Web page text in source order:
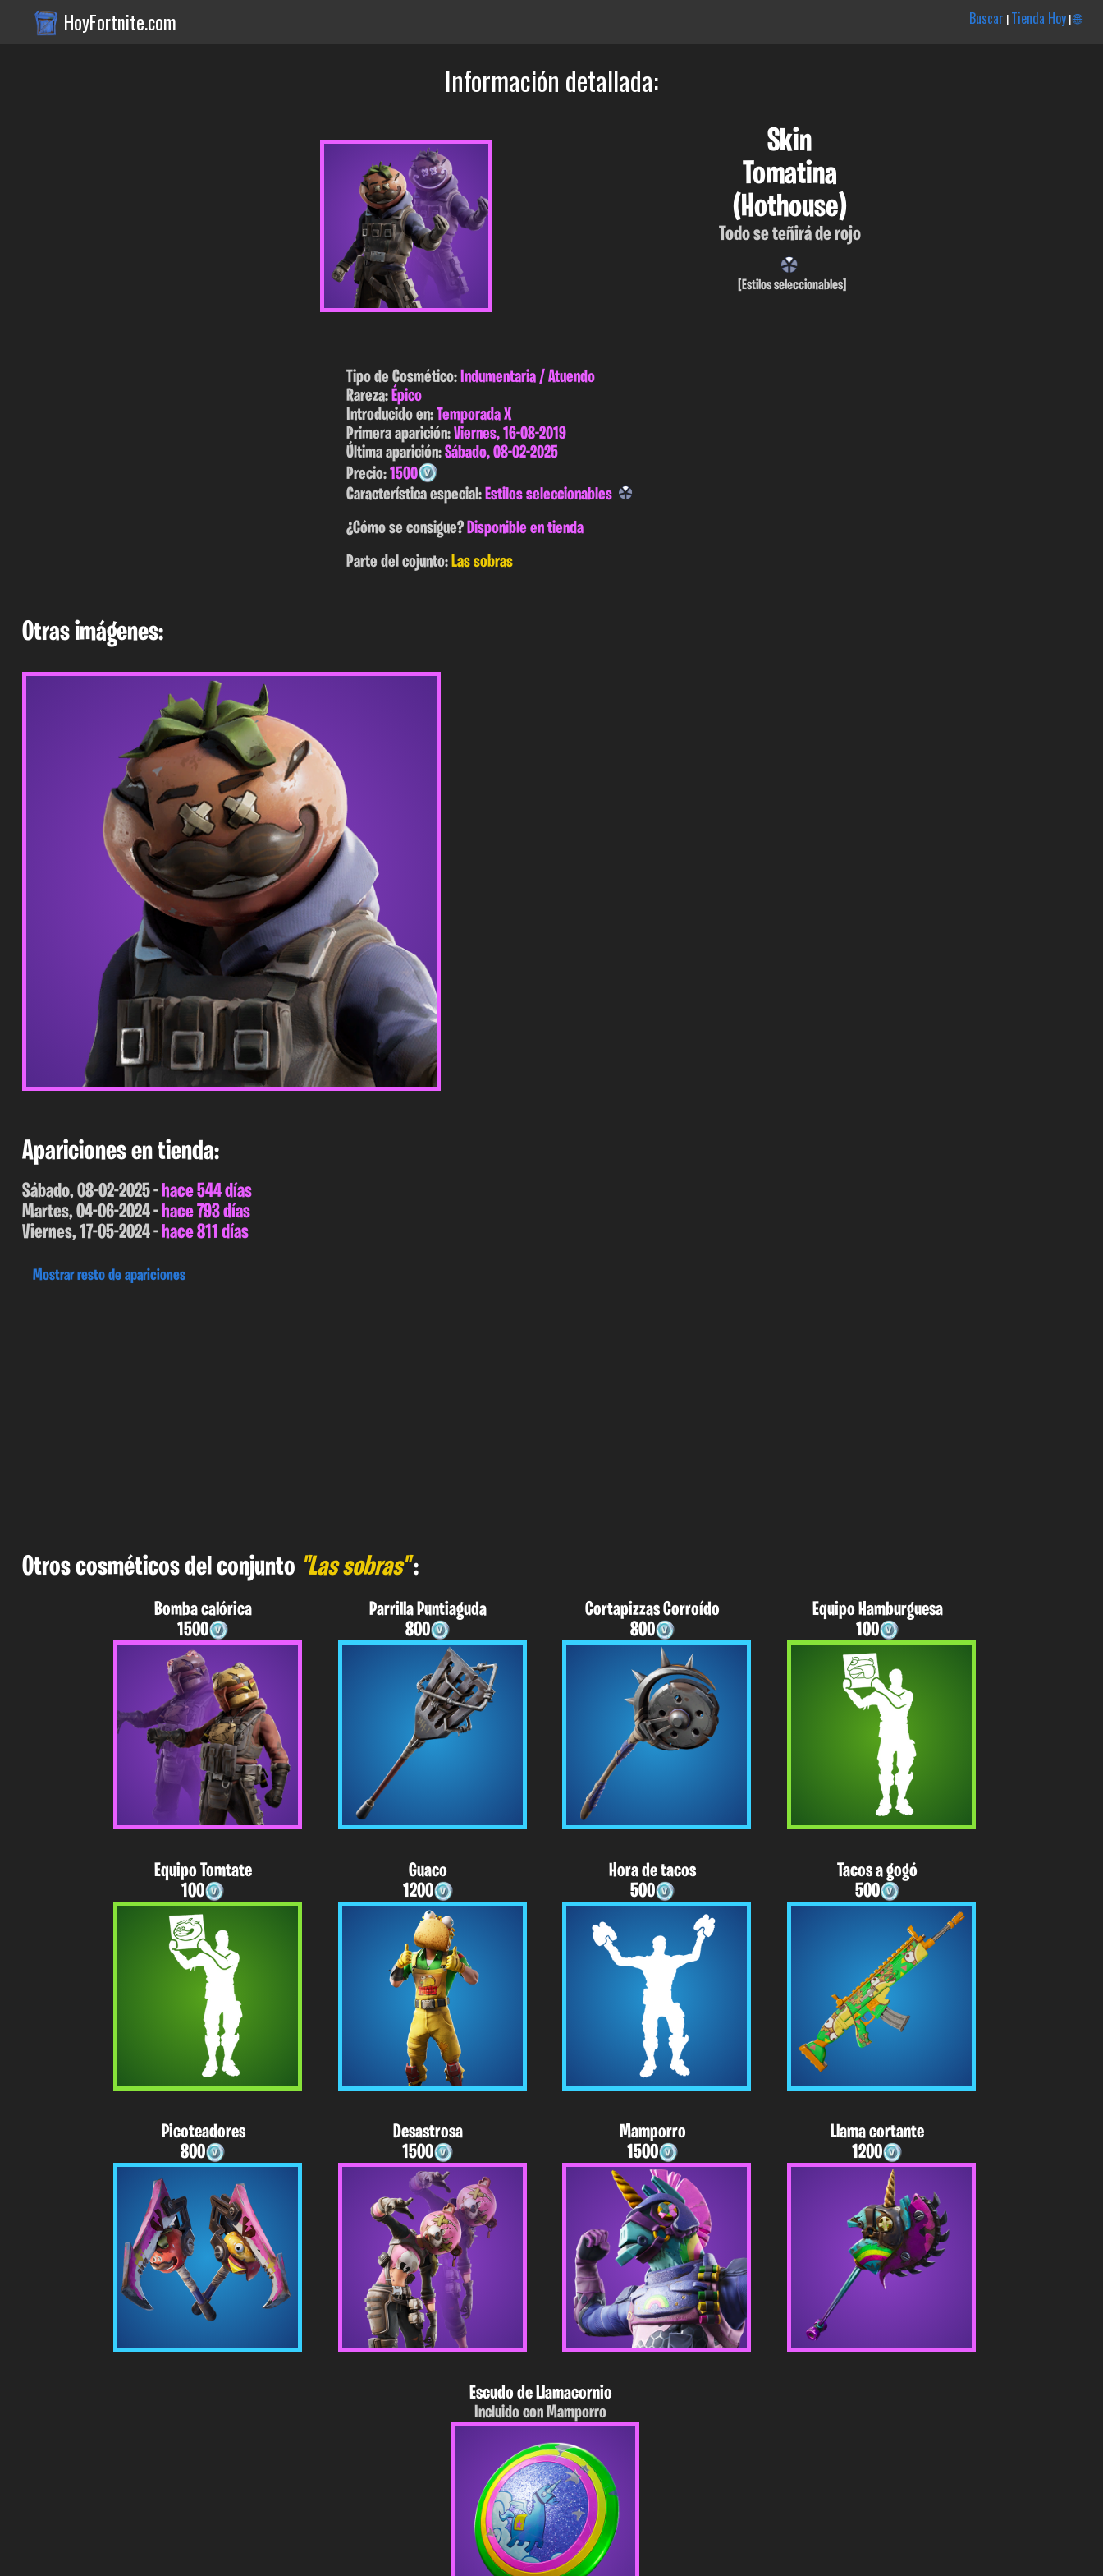
HoyFortnite.com Buscar |Tienda Hoy|🌐
Información detallada:
Skin
Tomatina
(Hothouse)
Todo se teñirá de rojo
[Estilos seleccionables]
Tipo de Cosmético: Indumentaria / Atuendo
Rareza:Épico
Introducido en:Temporada X
Primera aparición:Viernes, 16-08-2019
Última aparición:Sábado, 08-02-2025
Precio:1500
Característica especial:Estilos seleccionables
¿Cómo se consigue?Disponible en tienda
Parte del cojunto:Las sobras
Otras imágenes:
Apariciones en tienda:
Sábado, 08-02-2025 -hace 544 días
Martes, 04-06-2024 -hace 793 días
Viernes, 17-05-2024 -hace 811 días
Mostrar resto de apariciones
Otros cosméticos del conjunto "Las sobras":
Bomba calórica
1500
Parrilla Puntiaguda
800
Cortapizzas Corroído
800
Equipo Hamburguesa
100
Equipo Tomtate
100
Guaco
1200
Hora de tacos
500
Tacos a gogó
500
Picoteadores
800
Desastrosa
1500
Mamporro
1500
Llama cortante
1200
Escudo de Llamacornio
Incluido con Mamporro